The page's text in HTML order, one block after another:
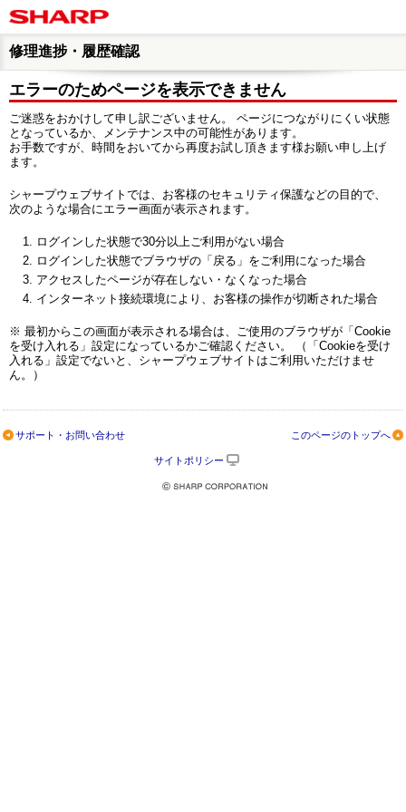
修理進捗・履歴確認
エラーのためページを表示できません
ご迷惑をおかけして申し訳ございません。 ページにつながりにくい状態
となっているか、メンテナンス中の可能性があります。
お手数ですが、時間をおいてから再度お試し頂きます様お願い申し上げ
ます。
シャープウェブサイトでは、お客様のセキュリティ保護などの目的で、
次のような場合にエラー画面が表示されます。
ログインした状態で30分以上ご利用がない場合
ログインした状態でブラウザの「戻る」をご利用になった場合
アクセスしたページが存在しない・なくなった場合
インターネット接続環境により、お客様の操作が切断された場合
※ 最初からこの画面が表示される場合は、ご使用のブラウザが「Cookie
を受け入れる」設定になっているかご確認ください。 （「Cookieを受け
入れる」設定でないと、シャープウェブサイトはご利用いただけませ
ん。）
サポート・お問い合わせ このページのトップへ
サイトポリシー